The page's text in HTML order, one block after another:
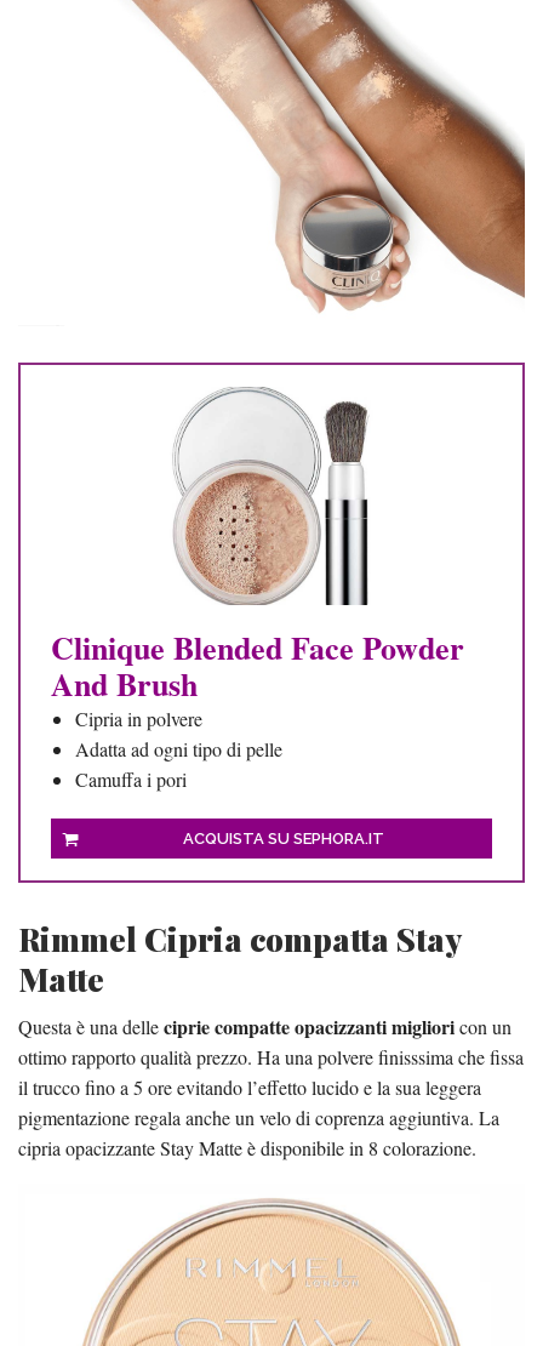
Clinique Blended Face Powder
And Brush
Cipria in polvere
Adatta ad ogni tipo di pelle
Camuffa i pori
ACQUISTA SU SEPHORA.IT
Rimmel Cipria compatta Stay
Matte
Questa è una delleciprie compatte opacizzanti miglioricon un
ottimo rapporto qualità prezzo. Ha una polvere finisssima che fissa
il trucco fino a 5 ore evitando l’effetto lucido e la sua leggera
pigmentazione regala anche un velo di coprenza aggiuntiva. La
cipria opacizzante Stay Matte è disponibile in 8 colorazione.